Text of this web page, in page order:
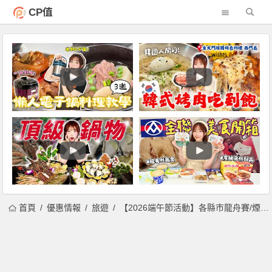
CP值
首頁 優惠情報 旅遊 【2026端午節活動】各縣市龍舟賽/煙火/時間地點/端午連假活動一次看！